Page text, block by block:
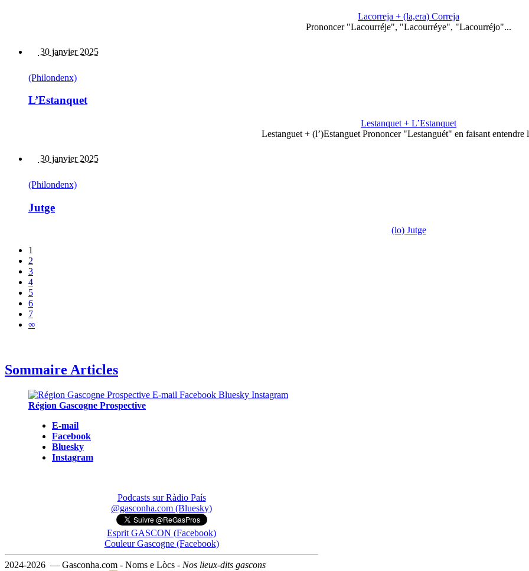
Lacorreja + (la,era) Correja
Prononcer "Lacourréje", "Lacourréye", "Lacourréjo"...
30 janvier 2025
(Philondenx)
L’Estanquet
Lestanquet + L’Estanquet
Lestanguet + (l’)Estanguet Prononcer "Lestanguét" en faisant
30 janvier 2025
(Philondenx)
Jutge
(lo) Jutge
1
2
3
4
5
6
7
∞
Sommaire Articles
Région Gascogne Prospective
E-mail
Facebook
Bluesky
Instagram
Podcasts sur Ràdio País
@gasconha.com (Bluesky)
Esprit GASCON (Facebook)
Couleur Gascogne (Facebook)
2024-2026 — Gasconha.com - Noms e Lòcs - Nos lieux-dits gascons